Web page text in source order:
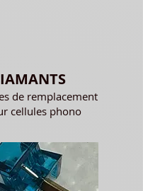
de remplacement
cellules phono